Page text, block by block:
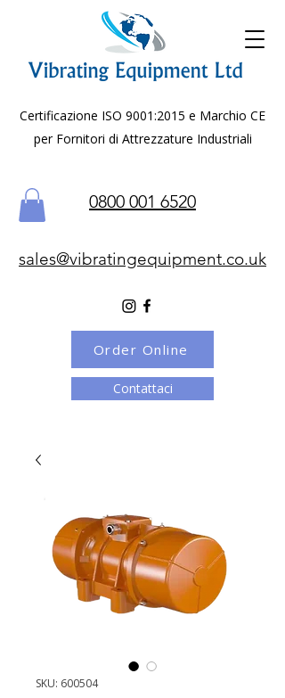
Certificazione ISO 9001:2015 e Marchio CE
per Fornitori di Attrezzature Industriali
0800 001 6520
sales@vibratingequipment.co.uk
Contattaci
Order Online
SKU: 600504